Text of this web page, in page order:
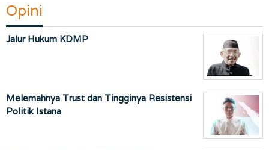
Opini
Jalur Hukum KDMP
Melemahnya Trust dan Tingginya Resistensi
Politik Istana